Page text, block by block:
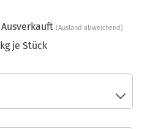
Ausverkauft(Ausland abweichend)
kg je Stück